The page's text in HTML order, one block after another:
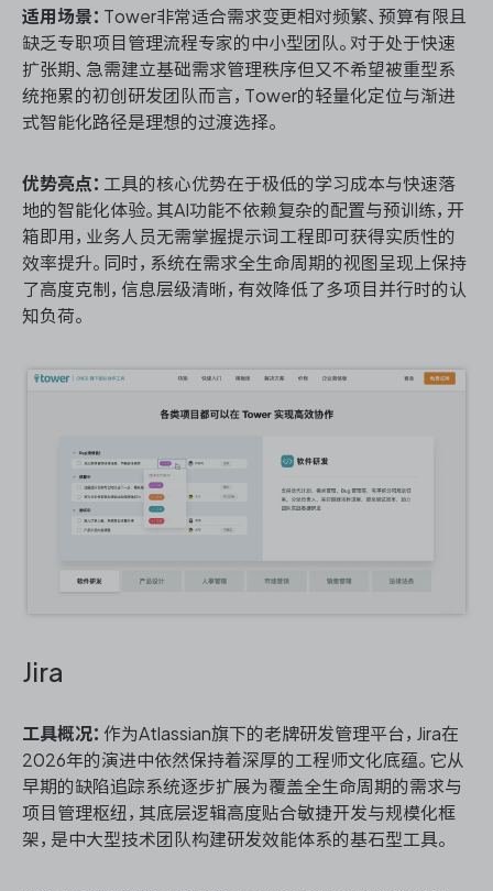
适用场景： Tower非常适合需求变更相对频繁、预算有限且
缺乏专职项目管理流程专家的中小型团队。对于处于快速
扩张期、急需建立基础需求管理秩序但又不希望被重型系
统拖累的初创研发团队而言，Tower的轻量化定位与渐进
式智能化路径是理想的过渡选择。
优势亮点： 工具的核心优势在于极低的学习成本与快速落
地的智能化体验。其AI功能不依赖复杂的配置与预训练，开
箱即用，业务人员无需掌握提示词工程即可获得实质性的
效率提升。同时，系统在需求全生命周期的视图呈现上保持
了高度克制，信息层级清晰，有效降低了多项目并行时的认
知负荷。
Jira
工具概况： 作为Atlassian旗下的老牌研发管理平台，Jira在
2026年的演进中依然保持着深厚的工程师文化底蕴。它从
早期的缺陷追踪系统逐步扩展为覆盖全生命周期的需求与
项目管理枢纽，其底层逻辑高度贴合敏捷开发与规模化框
架，是中大型技术团队构建研发效能体系的基石型工具。